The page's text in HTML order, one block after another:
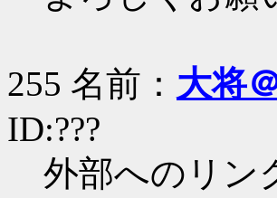
255 名前： 大将
ID:???
外部へのリン